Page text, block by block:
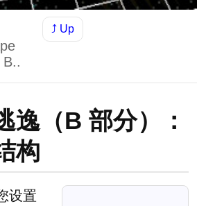
⤴ Up
逸（B 部分）：
构
设置